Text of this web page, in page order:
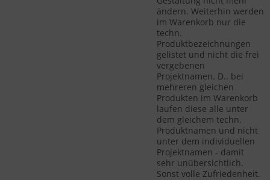
ändern. Weiterhin werden
im Warenkorb nur die
techn.
Produktbezeichnungen
gelistet und nicht die frei
vergebenen
Projektnamen. D.. bei
mehreren gleichen
Produkten im Warenkorb
laufen diese alle unter
dem gleichem techn.
Produktnamen und nicht
unter dem individuellen
Projektnamen - damit
sehr unübersichtlich.
Sonst volle Zufriedenheit.